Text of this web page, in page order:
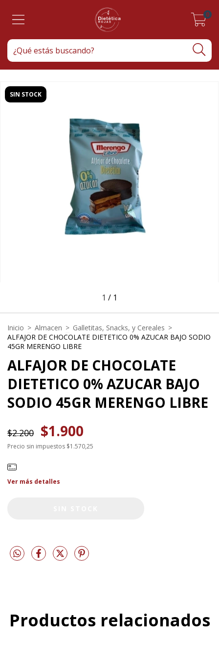
0
SIN STOCK
1 / 1
Inicio > Almacen > Galletitas, Snacks, y Cereales >
ALFAJOR DE CHOCOLATE DIETETICO 0% AZUCAR BAJO SODIO
45GR MERENGO LIBRE
ALFAJOR DE CHOCOLATE
DIETETICO 0% AZUCAR BAJO
SODIO 45GR MERENGO LIBRE
$2.200 $1.900
Precio sin impuestos $1.570,25
Ver más detalles
Productos relacionados